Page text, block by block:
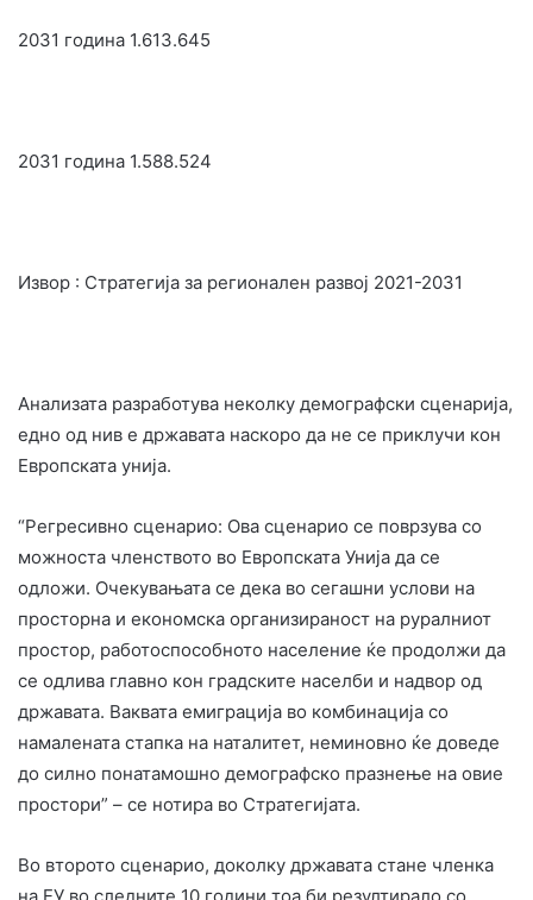
2031 година 1.613.645
2031 година 1.588.524
Извор : Стратегија за регионален развој 2021-2031
Анализата разработува неколку демографски сценарија,
едно од нив е државата наскоро да не се приклучи кон
Европската унија.
“Регресивно сценарио: Ова сценарио се поврзува со
можноста членството во Европската Унија да се
одложи. Очекувањата се дека во сегашни услови на
просторна и економска организираност на руралниот
простор, работоспособното население ќе продолжи да
се одлива главно кон градските населби и надвор од
државата. Ваквата емиграција во комбинација со
намалената стапка на наталитет, неминовно ќе доведе
до силно понатамошно демографско празнење на овие
простори” – се нотира во Стратегијата.
Во второто сценарио, доколку државата стане членка
на ЕУ во следните 10 години тоа би резултирало со